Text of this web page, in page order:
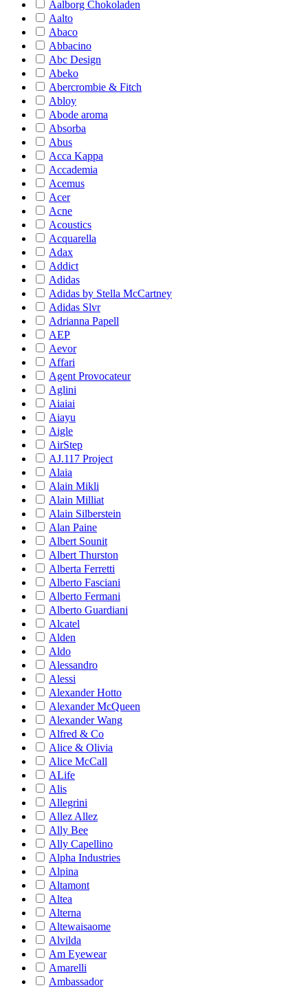
Aalborg Chokoladen
Aalto
Abaco
Abbacino
Abc Design
Abeko
Abercrombie & Fitch
Abloy
Abode aroma
Absorba
Abus
Acca Kappa
Accademia
Acemus
Acer
Acne
Acoustics
Acquarella
Adax
Addict
Adidas
Adidas by Stella McCartney
Adidas Slvr
Adrianna Papell
AEP
Aevor
Affari
Agent Provocateur
Aglini
Aiaiai
Aiayu
Aigle
AirStep
AJ.117 Project
Alaia
Alain Mikli
Alain Milliat
Alain Silberstein
Alan Paine
Albert Sounit
Albert Thurston
Alberta Ferretti
Alberto Fasciani
Alberto Fermani
Alberto Guardiani
Alcatel
Alden
Aldo
Alessandro
Alessi
Alexander Hotto
Alexander McQueen
Alexander Wang
Alfred & Co
Alice & Olivia
Alice McCall
ALife
Alis
Allegrini
Allez Allez
Ally Bee
Ally Capellino
Alpha Industries
Alpina
Altamont
Altea
Alterna
Altewaisaome
Alvilda
Am Eyewear
Amarelli
Ambassador